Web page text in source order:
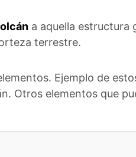
a aquella estructura
terrestre.
Ejemplo de
Otros elementos que